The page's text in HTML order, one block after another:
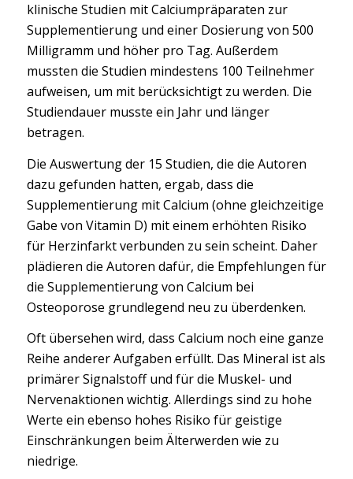
klinische Studien mit Calciumpräparaten zur
Supplementierung und einer Dosierung von 500
Milligramm und höher pro Tag. Außerdem
mussten die Studien mindestens 100 Teilnehmer
aufweisen, um mit berücksichtigt zu werden. Die
Studiendauer musste ein Jahr und länger
betragen.
Die Auswertung der 15 Studien, die die Autoren
dazu gefunden hatten, ergab, dass die
Supplementierung mit Calcium (ohne gleichzeitige
Gabe von Vitamin D) mit einem erhöhten Risiko
für Herzinfarkt verbunden zu sein scheint. Daher
plädieren die Autoren dafür, die Empfehlungen für
die Supplementierung von Calcium bei
Osteoporose grundlegend neu zu überdenken.
Oft übersehen wird, dass Calcium noch eine ganze
Reihe anderer Aufgaben erfüllt. Das Mineral ist als
primärer Signalstoff und für die Muskel- und
Nervenaktionen wichtig. Allerdings sind zu hohe
Werte ein ebenso hohes Risiko für geistige
Einschränkungen beim Älterwerden wie zu
niedrige.